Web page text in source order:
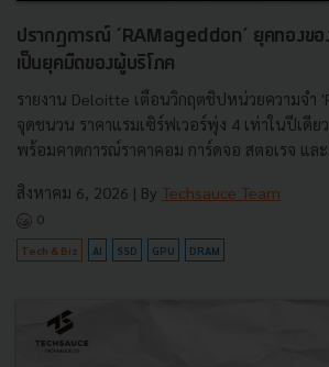
ปรากฏการณ์ ‘RAMageddon’ ยุคทองข
เป็นยุคมืดของผู้บริโภค
รายงาน Deloitte เตือนวิกฤตชิปหน่วยความจำ
จุดชนวน ราคาแรมเซิร์ฟเวอร์พุ่ง 4 เท่าในปีเดีย
พร้อมคาดการณ์ราคาคอม การ์ดจอ สตอเรจ แล
สิงหาคม 6, 2026 | By Techsauce Team
0
Tech & Biz AI SSD GPU DRAM